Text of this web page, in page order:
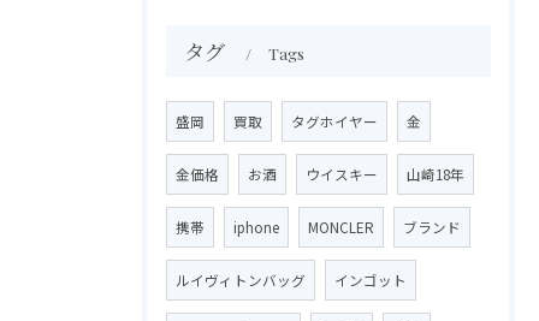
タグ Tags
盛岡 買取 タグホイヤー 金
金価格 お酒 ウイスキー 山崎18年
携帯 iphone MONCLER ブランド
ルイヴィトンバッグ インゴット